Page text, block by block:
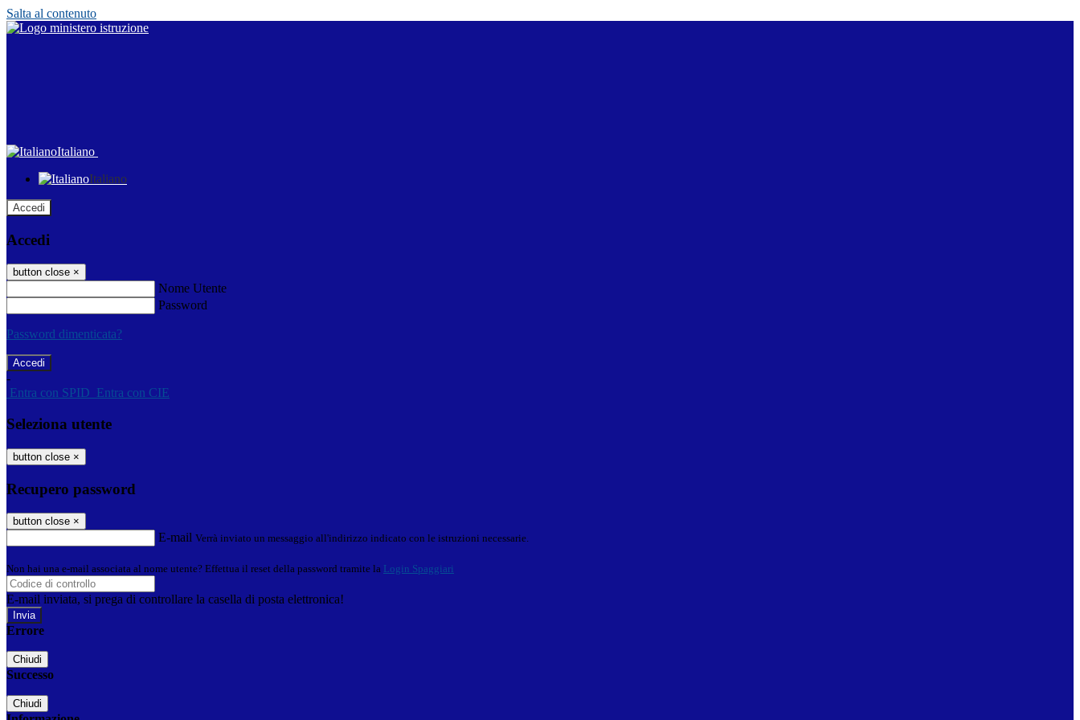
Salta al contenuto
Italiano
Italiano
Accedi
Accedi
button close ×
Nome Utente
Password
Password dimenticata?
-
Entra con SPID Entra con CIE
Seleziona utente
button close ×
Recupero password
button close ×
E-mail Verrà inviato un messaggio all'indirizzo indicato con le istruzioni necessarie.
Non hai una e-mail associata al nome utente? Effettua il reset della password tramite la Login Spaggiari
E-mail inviata, si prega di controllare la casella di posta elettronica!
Errore
Chiudi
Successo
Chiudi